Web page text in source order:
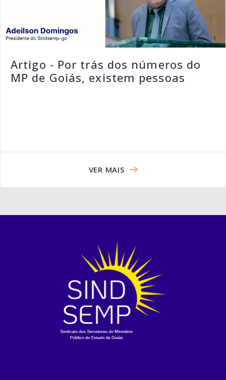
Artigo - Por trás dos números do
MP de Goiás, existem pessoas
VER MAIS